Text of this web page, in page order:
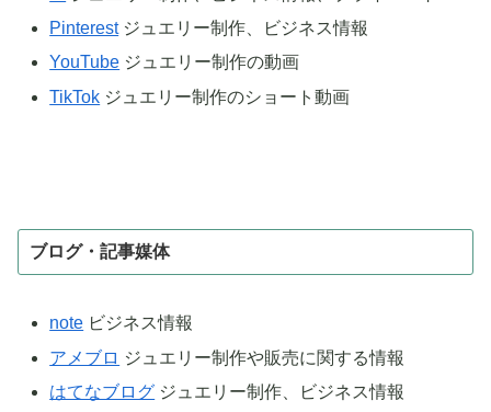
Pinterestジュエリー制作、ビジネス情報
YouTube ジュエリー制作の動画
TikTok ジュエリー制作のショート動画
ブログ・記事媒体
note ビジネス情報
アメブロ ジュエリー制作や販売に関する情報
はてなブログ ジュエリー制作、ビジネス情報